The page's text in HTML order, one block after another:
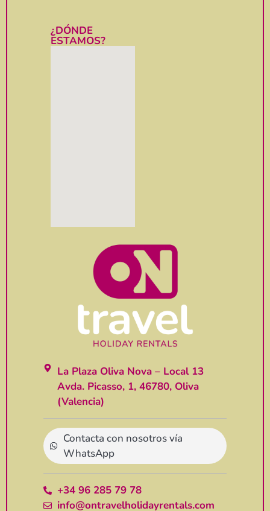
La Plaza Oliva Nova – Local 13
Avda. Picasso, 1, 46780, Oliva
(Valencia)
Contacta con nosotros vía
WhatsApp
+34 96 285 79 78
info@ontravelholidayrentals.com
¿DÓNDE
ESTAMOS?